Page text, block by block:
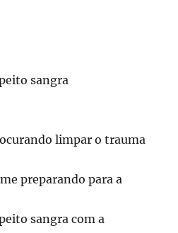
sangra
limpar o trauma
preparando para a
sangra com a